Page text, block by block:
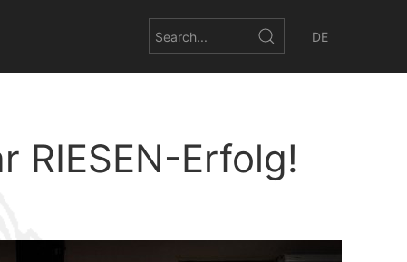
DE
RIESEN-Erfolg!